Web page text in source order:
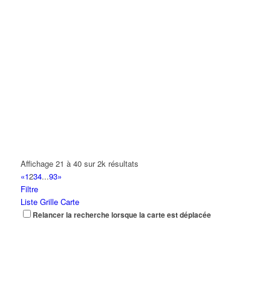
Affichage 21 à 40 sur 2k résultats
«1234...93»
Filtre
Liste Grille Carte
Relancer la recherche lorsque la carte est déplacée